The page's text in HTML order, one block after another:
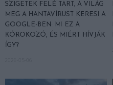
SZIGETEK FELÉ TART, A VILÁG
MEG A HANTAVÍRUST KERESI A
GOOGLE-BEN: MI EZ A
KÓROKOZÓ, ÉS MIÉRT HÍVJÁK
ÍGY?